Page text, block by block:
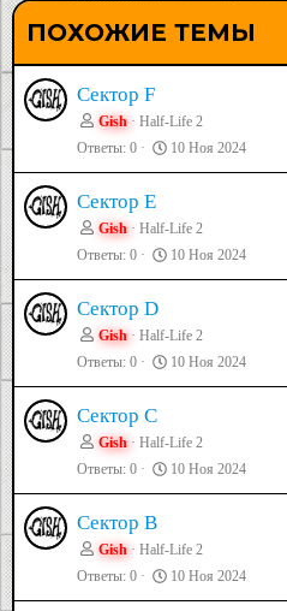
ПОХОЖИЕ ТЕМЫ
Сектор F
Gish
Half-Life 2
Ответы 0 10 Ноя 2024
Сектор E
Gish
Half-Life 2
Ответы 0 10 Ноя 2024
Сектор D
Gish
Half-Life 2
Ответы 0 10 Ноя 2024
Сектор C
Gish
Half-Life 2
Ответы 0 10 Ноя 2024
Сектор B
Gish
Half-Life 2
Ответы 0 10 Ноя 2024